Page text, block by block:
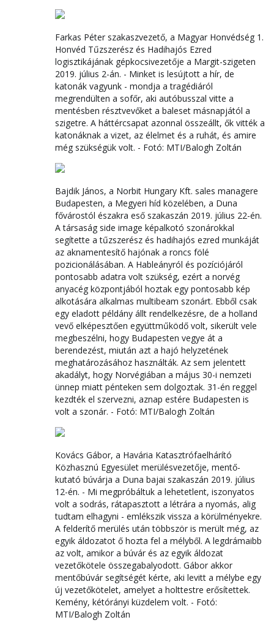
Farkas Péter szakaszvezető, a Magyar Honvédség 1.
Honvéd Tűzszerész és Hadihajós Ezred
logisztikájának gépkocsivezetője a Margit-szigeten
2019. július 2-án. - Minket is lesújtott a hír, de
katonák vagyunk - mondja a tragédiáról
megrendülten a sofőr, aki autóbusszal vitte a
mentésben résztvevőket a baleset másnapjától a
szigetre. A háttércsapat azonnal összeállt, ők vitték a
katonáknak a vizet, az élelmet és a ruhát, és amire
még szükségük volt. - Fotó: MTI/Balogh Zoltán
Bajdik János, a Norbit Hungary Kft. sales managere
Budapesten, a Megyeri híd közelében, a Duna
fővárostól északra eső szakaszán 2019. július 22-én.
A társaság side image képalkotó szonárokkal
segítette a tűzszerész és hadihajós ezred munkáját
az aknamentesítő hajónak a roncs fölé
pozicionálásában. A Hableányról és pozíciójáról
pontosabb adatra volt szükség, ezért a norvég
anyacég központjából hoztak egy pontosabb kép
alkotására alkalmas multibeam szonárt. Ebből csak
egy eladott példány állt rendelkezésre, de a holland
vevő elképesztően együttműködő volt, sikerült vele
megbeszélni, hogy Budapesten vegye át a
berendezést, miután azt a hajó helyzetének
meghatározásához használták. Az sem jelentett
akadályt, hogy Norvégiában a május 30-i nemzeti
ünnep miatt pénteken sem dolgoztak. 31-én reggel
kezdték el szervezni, aznap estére Budapesten is
volt a szonár. - Fotó: MTI/Balogh Zoltán
Kovács Gábor, a Havária Katasztrófaelhárító
Közhasznú Egyesület merülésvezetője, mentő-
kutató búvárja a Duna bajai szakaszán 2019. július
12-én. - Mi megpróbáltuk a lehetetlent, iszonyatos
volt a sodrás, rátapasztott a létrára a nyomás, alig
tudtam elhagyni - emlékszik vissza a körülményekre.
A felderítő merülés után többször is merült még, az
egyik áldozatot ő hozta fel a mélyből. A legdrámaibb
az volt, amikor a búvár és az egyik áldozat
vezetőkötele összegabalyodott. Gábor akkor
mentőbúvár segítségét kérte, aki levitt a mélybe egy
új vezetőkötelet, amelyet a holttestre erősítettek.
Kemény, kétórányi küzdelem volt. - Fotó:
MTI/Balogh Zoltán